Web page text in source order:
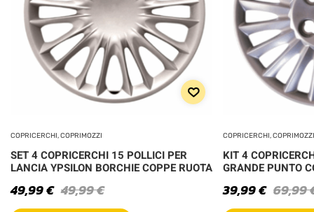
COPRICERCHI, COPRIMOZZI
SET 4 COPRICERCHI 15 POLLICI PER
LANCIA YPSILON BORCHIE COPPE RUOTA
49,99€
49,99€
COPRICERCHI, COPRIMOZZI
KIT 4
GRANDE PUNTO
69,99
39,99€